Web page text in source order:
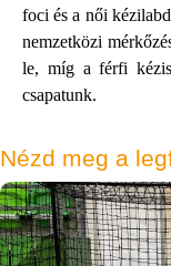
foci és a női
nemzetközi
le, míg a férfi
csapatunk.
Nézd meg a